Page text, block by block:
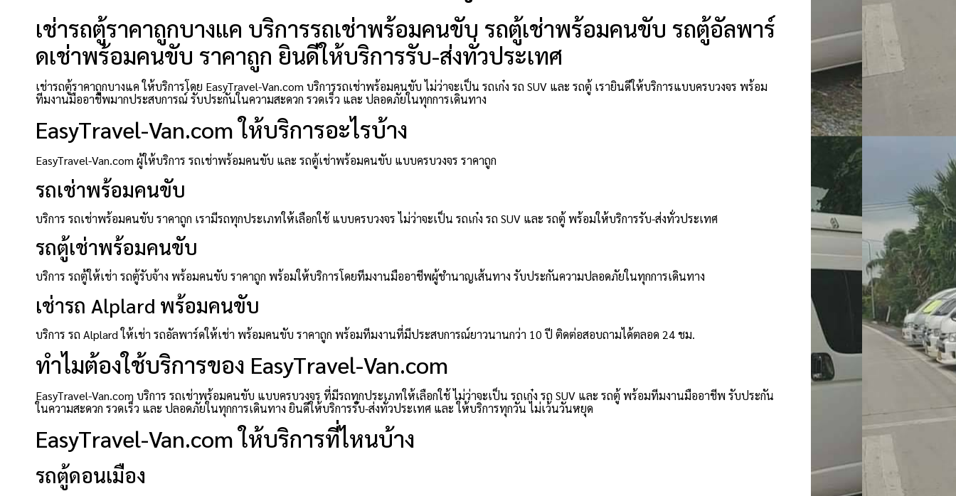
เช่ารถตู้ราคาถูกบางแค บริการรถเช่าพร้อมคนขับ รถตู้เช่าพร้อมคนขับ รถตู้อัลพาร์
ดเช่าพร้อมคนขับ ราคาถูก ยินดีให้บริการรับ-ส่งทั่วประเทศ
เช่ารถตู้ราคาถูกบางแค ให้บริการโดย EasyTravel-Van.com บริการรถเช่าพร้อมคนขับ ไม่ว่าจะเป็น รถเก๋ง รถ SUV และ รถตู้ เรายินดีให้บริการแบบครบวงจร พร้อม
ทีมงานมืออาชีพมากประสบการณ์ รับประกันในความสะดวก รวดเร็ว และ ปลอดภัยในทุกการเดินทาง
EasyTravel-Van.com ให้บริการอะไรบ้าง
EasyTravel-Van.com ผู้ให้บริการ รถเช่าพร้อมคนขับ และ รถตู้เช่าพร้อมคนขับ แบบครบวงจร ราคาถูก
รถเช่าพร้อมคนขับ
บริการ รถเช่าพร้อมคนขับ ราคาถูก เรามีรถทุกประเภทให้เลือกใช้ แบบครบวงจร ไม่ว่าจะเป็น รถเก๋ง รถ SUV และ รถตู้ พร้อมให้บริการรับ-ส่งทั่วประเทศ
รถตู้เช่าพร้อมคนขับ
บริการ รถตู้ให้เช่า รถตู้รับจ้าง พร้อมคนขับ ราคาถูก พร้อมให้บริการโดยทีมงานมืออาชีพผู้ชำนาญเส้นทาง รับประกันความปลอดภัยในทุกการเดินทาง
เช่ารถ Alplard พร้อมคนขับ
บริการ รถ Alplard ให้เช่า รถอัลพาร์ดให้เช่า พร้อมคนขับ ราคาถูก พร้อมทีมงานที่มีประสบการณ์ยาวนานกว่า 10 ปี ติดต่อสอบถามได้ตลอด 24 ชม.
ทำไมต้องใช้บริการของ EasyTravel-Van.com
EasyTravel-Van.com บริการ รถเช่าพร้อมคนขับ แบบครบวงจร ที่มีรถทุกประเภทให้เลือกใช้ ไม่ว่าจะเป็น รถเก๋ง รถ SUV และ รถตู้ พร้อมทีมงานมืออาชีพ รับประกัน
ในความสะดวก รวดเร็ว และ ปลอดภัยในทุกการเดินทาง ยินดีให้บริการรับ-ส่งทั่วประเทศ และ ให้บริการทุกวัน ไม่เว้นวันหยุด
EasyTravel-Van.com ให้บริการที่ไหนบ้าง
รถตู้ดอนเมือง